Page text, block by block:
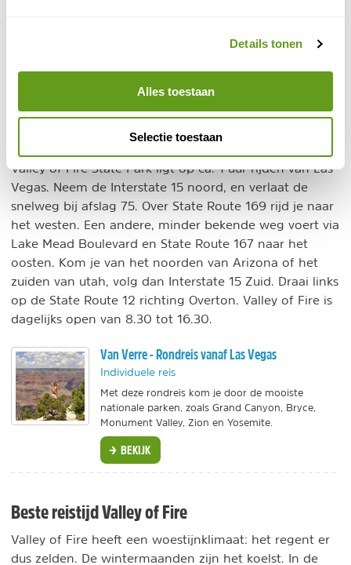
Details tonen
Alles toestaan
Selectie toestaan
White Domes Loop Trail
Bereikbaarheid Valley of Fire
Valley of Fire State Park ligt op ca. 1 uur rijden van Las
Vegas. Neem de Interstate 15 noord, en verlaat de
snelweg bij afslag 75. Over State Route 169 rijd je naar
het westen. Een andere, minder bekende weg voert via
Lake Mead Boulevard en State Route 167 naar het
oosten. Kom je van het noorden van Arizona of het
zuiden van utah, volg dan Interstate 15 Zuid. Draai links
op de State Route 12 richting Overton. Valley of Fire is
dagelijks open van 8.30 tot 16.30.
Van Verre - Rondreis vanaf Las Vegas
Individuele reis
Met deze rondreis kom je door de mooiste
nationale parken, zoals Grand Canyon, Bryce,
Monument Valley, Zion en Yosemite.
BEKIJK
Beste reistijd Valley of Fire
Valley of Fire heeft een woestijnklimaat: het regent er
dus zelden. De wintermaanden zijn het koelst. In de